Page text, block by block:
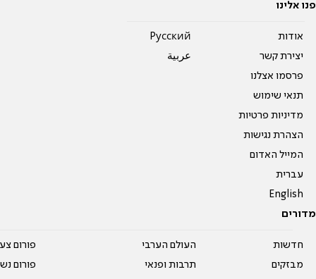
פנו אלינו
אודות
יצירת קשר
פרסמו אצלנו
תנאי שימוש
מדיניות פרטיות
הצהרת נגישות
המייל האדום
עברית
English
Pусский
عربية
מדורים
חדשות
מבזקים
העולם הערבי
תרבות ופנאי
פורום
פורום